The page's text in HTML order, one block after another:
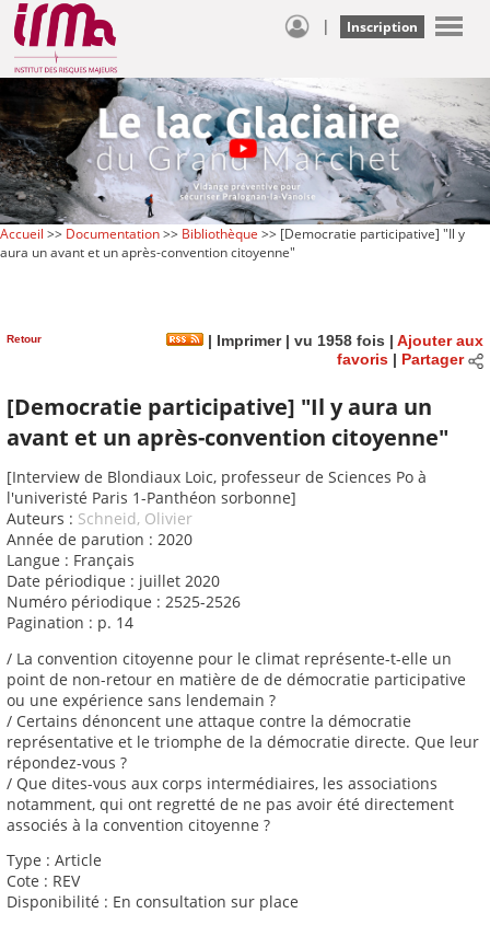
| Inscription
Accueil >> Documentation>> Bibliothèque >> [Democratie participative] "Il y
aura un avant et un après-convention citoyenne"
Retour | Imprimer| vu 1958 fois | Ajouter aux
favoris| Partager
[Democratie participative] "Il y aura un
avant et un après-convention citoyenne"
[Interview de Blondiaux Loic, professeur de Sciences Po à
l'univeristé Paris 1-Panthéon sorbonne]
Auteurs : Schneid, Olivier
Année de parution : 2020
Langue : Français
Date périodique : juillet 2020
Numéro périodique : 2525-2526
Pagination : p. 14
/ La convention citoyenne pour le climat représente-t-elle un
point de non-retour en matière de de démocratie participative
ou une expérience sans lendemain ?
/ Certains dénoncent une attaque contre la démocratie
représentative et le triomphe de la démocratie directe. Que leur
répondez-vous ?
/ Que dites-vous aux corps intermédiaires, les associations
notamment, qui ont regretté de ne pas avoir été directement
associés à la convention citoyenne ?
Type : Article
Cote : REV
Disponibilité : En consultation sur place